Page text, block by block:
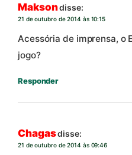
Maksondisse:
21 de outubro de 2014 às 10:15
Acessória de imprensa, o
jogo?
Responder
Chagasdisse:
21 de outubro de 2014 às 09:46